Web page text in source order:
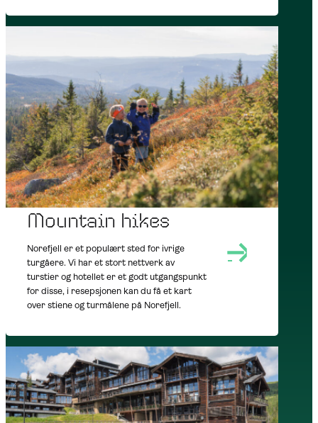
AT NOREFJELL SUMMER OUTDOORS
Mountain hikes
Norefjell er et populært sted for ivrige
turgåere. Vi har et stort nettverk av
turstier og hotellet er et godt utgangspunkt
for disse, i resepsjonen kan du få et kart
over stiene og turmålene på Norefjell.